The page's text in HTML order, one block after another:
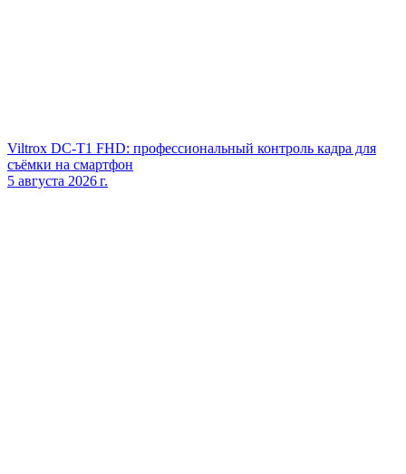
Viltrox DC‑T1 FHD: профессиональный контроль кадра для
съёмки на смартфон
5 августа 2026 г.